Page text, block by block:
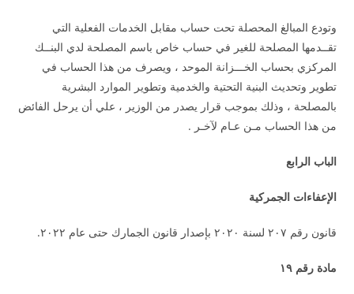
وتودع المبالغ المحصلة تحت حساب مقابل الخدمات الفعلية التي
تقــدمها المصلحة للغير في حساب خاص باسم المصلحة لدي البنــك
المركزي بحساب الخـــزانة الموحد ، ويصرف من هذا الحساب في
تطوير وتحديث البنية التحتية والخدمية وتطوير الموارد البشرية
بالمصلحة ، وذلك بموجب قرار يصدر من الوزير ، علي أن يرحل الفائض
من هذا الحساب مـن عـام لآخـر .
الباب الرابع
الإعفاءات الجمركية
قانون رقم ٢٠٧ لسنة ٢٠٢٠ بإصدار قانون الجمارك حتى عام ٢٠٢٢.
مادة رقم ١٩